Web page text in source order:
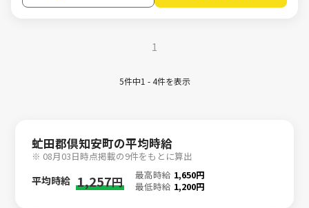
1
5件中1 - 4件を表示
虻田郡倶知安町の平均時給
※ 08月03日時点掲載の9件をもとに算出
平均時給 1,257円 最高時給 1,650円
最低時給 1,200円